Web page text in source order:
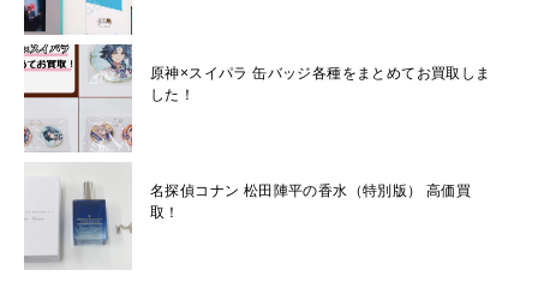
原神×スイパラ 缶バッジ各種をまとめてお買取しま
した！
名探偵コナン 松田陣平の香水（特別版） 高価買
取！